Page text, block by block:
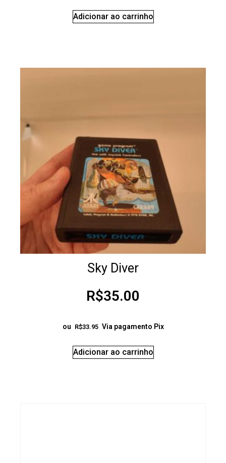
Adicionar ao carrinho
Sky Diver
R$35.00
ou R$33.95 Via pagamento Pix
Adicionar ao carrinho